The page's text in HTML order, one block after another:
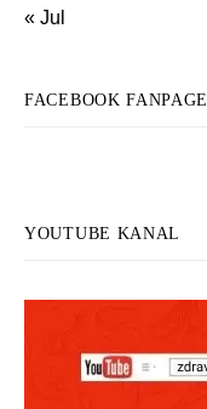
« Jul
FACEBOOK FANPAGE
YOUTUBE KANAL